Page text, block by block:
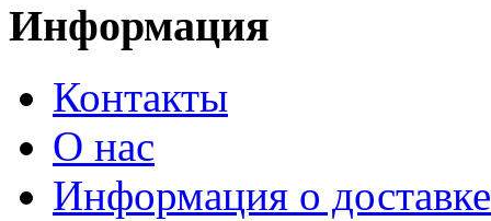
Информация
Контакты
О нас
Информация о доставке